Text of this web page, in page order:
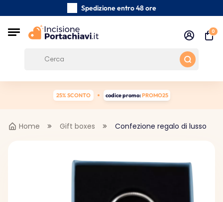
Spedizione entro 48 ore
Recensioni dei clienti:
0
25% SCONTO codice promo:PROMO25
Home Gift boxes Confezione regalo di lusso